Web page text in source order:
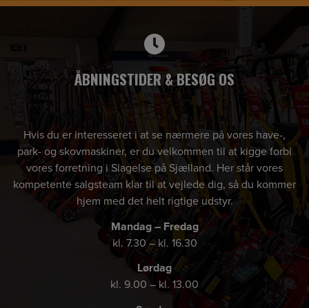
ÅBNINGSTIDER & BESØG OS
Hvis du er interesseret i at se nærmere på vores have-,
park- og skovmaskiner, er du velkommen til at kigge forbi
vores forretning i Slagelse på Sjælland. Her står vores
kompetente salgsteam klar til at vejlede dig, så du kommer
hjem med det helt rigtige udstyr.
Mandag – Fredag
kl. 7.30 – kl. 16.30
Lørdag
kl. 9.00 – kl. 13.00